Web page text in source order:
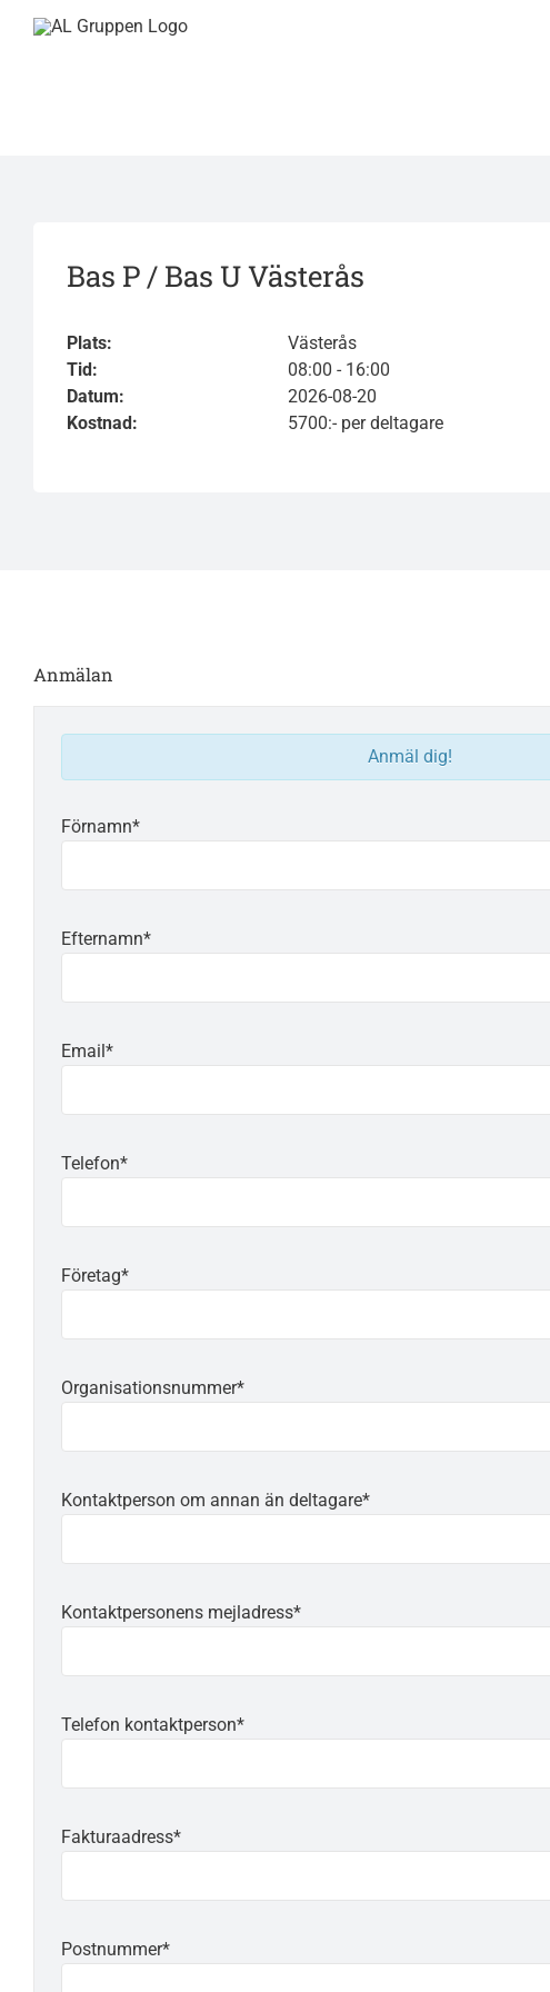
Bas P / Bas U Västerås
Plats:
Västerås
Tid:
08:00 - 16:00
Datum:
2026-08-20
Kostnad:
5700:- per deltagare
Anmälan
Anmäl dig!
Förnamn*
Efternamn*
Email*
Telefon*
Företag*
Organisationsnummer*
Kontaktperson om annan än deltagare*
Kontaktpersonens mejladress*
Telefon kontaktperson*
Fakturaadress*
Postnummer*